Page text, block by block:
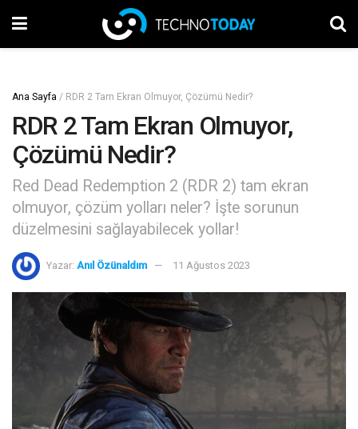
Ana Sayfa / RDR 2 Tam Ekran Olmuyor, Çözümü Nedir?
RDR 2 Tam Ekran Olmuyor,
Çözümü Nedir?
Red Dead Redemption 2 (RDR 2) tam ekran
olmuyor, çözüm yolları neler? İşte sorunun
düzelmesini sağlayabilecek yollar!
Yazar: Anıl Özünaldım 11 Ağustos 2023